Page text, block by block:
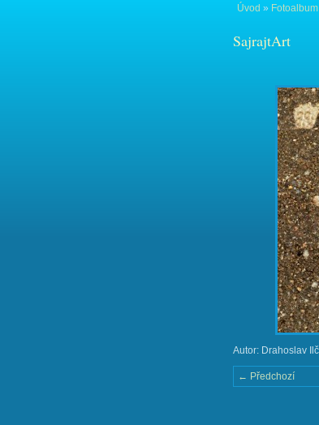
Úvod » Fotoalbum
SajrajtArt
Autor: Drahoslav
← Předchozí